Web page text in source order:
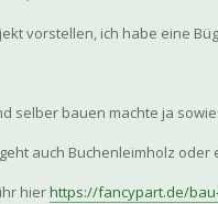
vorstellen, ich habe eine
selber bauen machte ja
auch Buchenleimholz oder
hierhttps://fancypart.de/